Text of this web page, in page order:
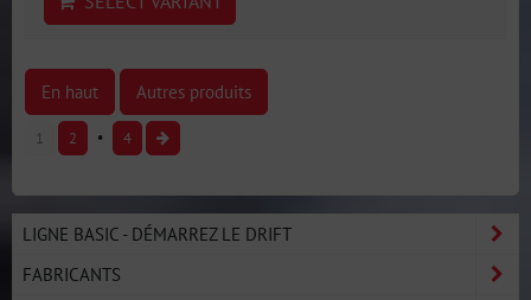
En haut Autres produits
1 2 4
LIGNE BASIC - DÉMARREZ LE DRIFT
FABRICANTS